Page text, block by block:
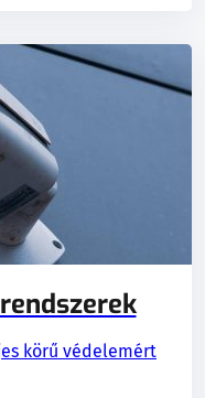
körű védelemért